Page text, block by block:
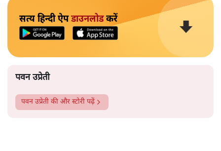
सत्य हिन्दी ऐपडाउनलोडकरें
पवन उप्रेती
पवन उप्रेती की और स्टोरी पढ़ें